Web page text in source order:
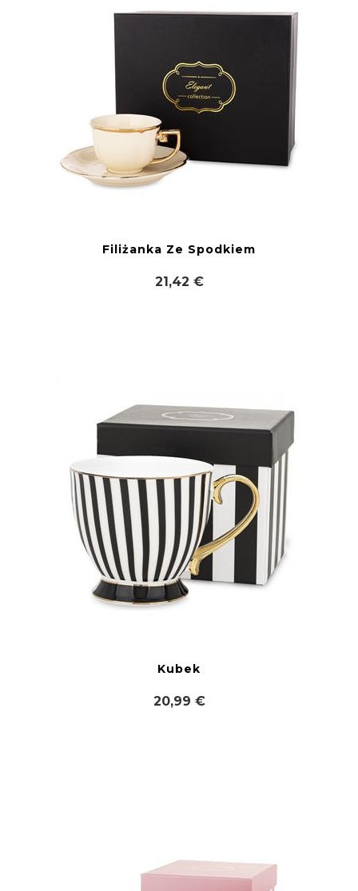
Filiżanka Ze Spodkiem
21,42 €
Kubek
20,99 €